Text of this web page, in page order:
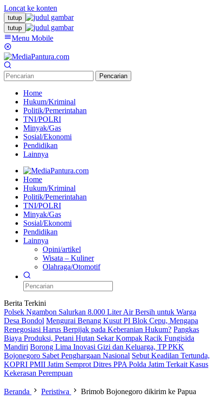
Loncat ke konten
tutup
tutup
Menu Mobile
Pencarian
Home
Hukum/Kriminal
Politik/Pemerintahan
TNI/POLRI
Minyak/Gas
Sosial/Ekonomi
Pendidikan
Lainnya
Home
Hukum/Kriminal
Politik/Pemerintahan
TNI/POLRI
Minyak/Gas
Sosial/Ekonomi
Pendidikan
Lainnya
Opini/artikel
Wisata – Kuliner
Olahraga/Otomotif
Berita Terkini
Polsek Ngambon Salurkan 8.000 Liter Air Bersih untuk Warga
Desa Bondol Mengurai Benang Kusut PI Blok Cepu, Mengapa
Renegosiasi Harus Berpijak pada Keberanian Hukum? Pangkas
Biaya Produksi, Petani Hutan Sekar Kompak Racik Fungisida
Mandiri Borong Lima Inovasi Gizi dan Keluarga, TP PKK
Bojonegoro Sabet Penghargaan Nasional Sebut Keadilan Tertunda,
KOPRI PMII Jatim Semprot Ditres PPA Polda Jatim Terkait Kasus
Kekerasan Perempuan
Beranda Peristiwa Brimob Bojonegoro dikirim ke Papua